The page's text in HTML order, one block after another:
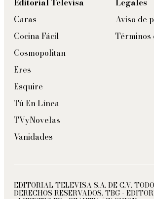
Editorial Televisa
Caras
Cocina Fácil
Cosmopolitan
Eres
Esquire
Tú En Línea
TVyNovelas
Vanidades
Legales
Aviso de
Términos
EDITORIAL TELEVISA S.A. DE C.V.
DERECHOS RESERVADOS. TBG -